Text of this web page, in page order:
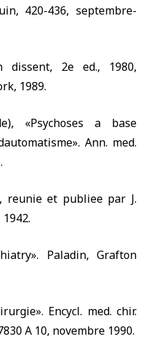
420-436,septembre-
dissent, 2e ed., 1980,
1989.
«Psychoses a base
Ann. med.
reunie et publiee par J.
1942.
Paladin, Grafton
Encycl. med. chir.
A 10, novembre 1990.